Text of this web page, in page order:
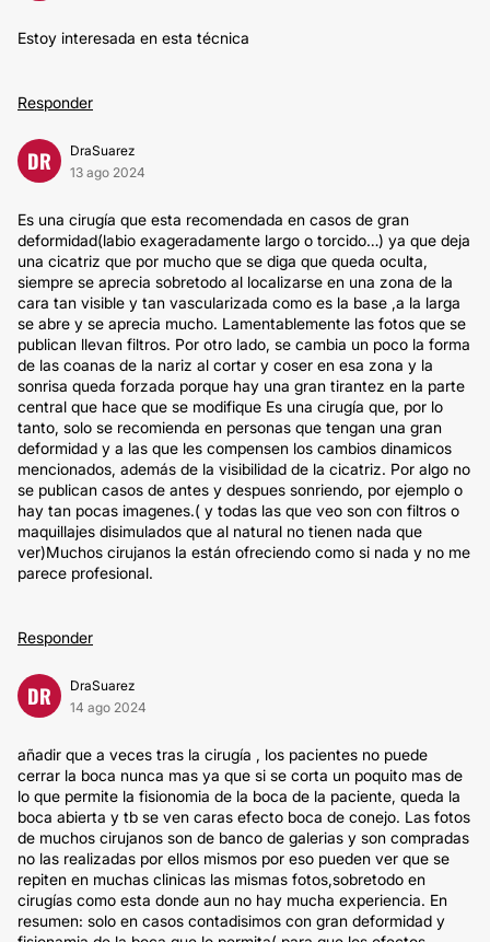
Estoy interesada en esta técnica
Responder
DR
DraSuarez
13 ago 2024
Es una cirugía que esta recomendada en casos de gran
deformidad(labio exageradamente largo o torcido…) ya que deja
una cicatriz que por mucho que se diga que queda oculta,
siempre se aprecia sobretodo al localizarse en una zona de la
cara tan visible y tan vascularizada como es la base ,a la larga
se abre y se aprecia mucho. Lamentablemente las fotos que se
publican llevan filtros. Por otro lado, se cambia un poco la forma
de las coanas de la nariz al cortar y coser en esa zona y la
sonrisa queda forzada porque hay una gran tirantez en la parte
central que hace que se modifique Es una cirugía que, por lo
tanto, solo se recomienda en personas que tengan una gran
deformidad y a las que les compensen los cambios dinamicos
mencionados, además de la visibilidad de la cicatriz. Por algo no
se publican casos de antes y despues sonriendo, por ejemplo o
hay tan pocas imagenes.( y todas las que veo son con filtros o
maquillajes disimulados que al natural no tienen nada que
ver)Muchos cirujanos la están ofreciendo como si nada y no me
parece profesional.
Responder
DR
DraSuarez
14 ago 2024
añadir que a veces tras la cirugía , los pacientes no puede
cerrar la boca nunca mas ya que si se corta un poquito mas de
lo que permite la fisionomia de la boca de la paciente, queda la
boca abierta y tb se ven caras efecto boca de conejo. Las fotos
de muchos cirujanos son de banco de galerias y son compradas
no las realizadas por ellos mismos por eso pueden ver que se
repiten en muchas clinicas las mismas fotos,sobretodo en
cirugías como esta donde aun no hay mucha experiencia. En
resumen: solo en casos contadisimos con gran deformidad y